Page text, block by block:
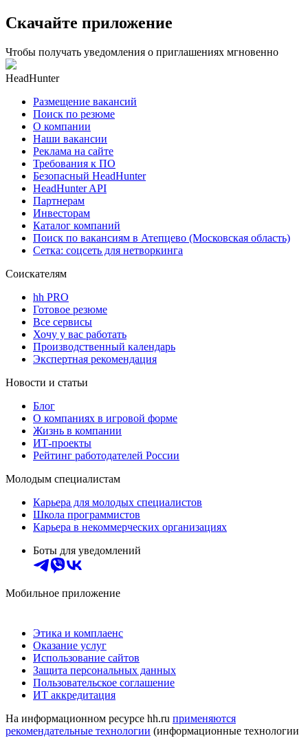
Скачайте приложение
Чтобы получать уведомления о приглашениях мгновенно
HeadHunter
Размещение вакансий
Поиск по резюме
О компании
Наши вакансии
Реклама на сайте
Требования к ПО
Безопасный HeadHunter
HeadHunter API
Партнерам
Инвесторам
Каталог компаний
Поиск по вакансиям в Атепцево (Московская область)
Сетка: соцсеть для нетворкинга
Соискателям
hh PRO
Готовое резюме
Все сервисы
Хочу у вас работать
Производственный календарь
Экспертная рекомендация
Новости и статьи
Блог
О компаниях в игровой форме
Жизнь в компании
ИТ-проекты
Рейтинг работодателей России
Молодым специалистам
Карьера для молодых специалистов
Школа программистов
Карьера в некоммерческих организациях
Боты для уведомлений
Мобильное приложение
Этика и комплаенс
Оказание услуг
Использование сайтов
Защита персональных данных
Пользовательское соглашение
ИТ аккредитация
На информационном ресурсе hh.ru применяются
рекомендательные технологии (информационные технологии